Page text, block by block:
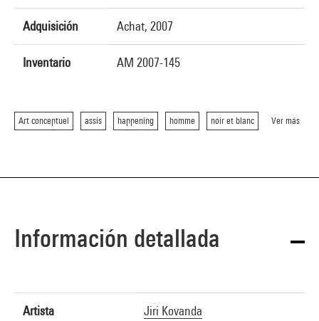
Adquisición Achat, 2007
Inventario AM 2007-145
Art conceptuel assis happening homme noir et blanc Ver más
Información detallada
Artista
Jiri Kovanda